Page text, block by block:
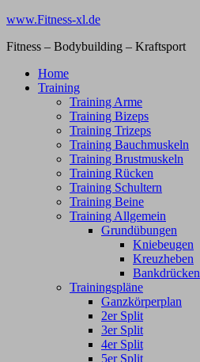
Zum
springen
www.Fitness-xl.de
Fitness – Bodybuilding – Kraftsport
Home
Training
Training Arme
Training Bizeps
Training Trizeps
Training Bauchmuskeln
Training Brustmuskeln
Training Rücken
Training Schultern
Training Beine
Training Allgemein
Grundübungen
Kniebeugen
Kreuzheben
Bankdrücken
Trainingspläne
Ganzkörperplan
2er Split
3er Split
4er Split
5er Split